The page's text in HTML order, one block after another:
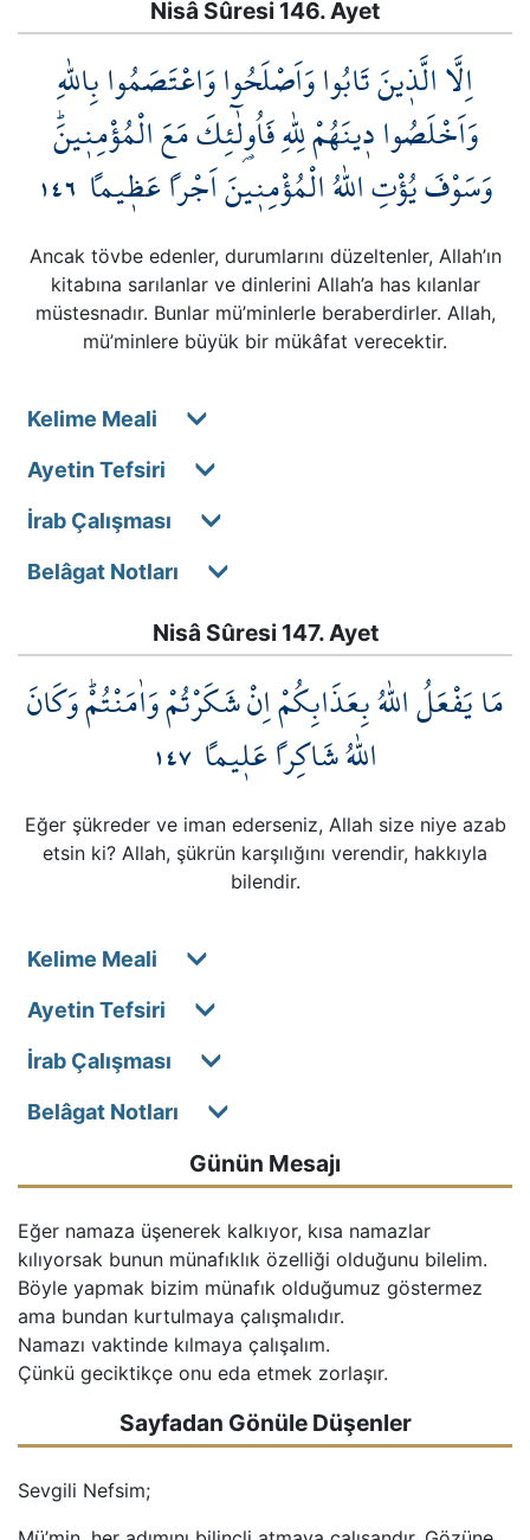
Nisâ Sûresi 146. Ayet
اِلَّا الَّذ۪ينَ تَابُوا وَاَصْلَحُوا وَاعْتَصَمُوا بِاللّٰهِ
وَاَخْلَصُوا د۪ينَهُمْ لِلّٰهِ فَاُو۬لٰٓئِكَ مَعَ الْمُؤْمِن۪ينَۜ
وَسَوْفَ يُؤْتِ اللّٰهُ الْمُؤْمِن۪ينَ اَجْراً عَظ۪يماً ١٤٦
Ancak tövbe edenler, durumlarını düzeltenler, Allah’ın
kitabına sarılanlar ve dinlerini Allah’a has kılanlar
müstesnadır. Bunlar mü’minlerle beraberdirler. Allah,
mü’minlere büyük bir mükâfat verecektir.
Kelime Meali
Ayetin Tefsiri
İrab Çalışması
Belâgat Notları
Nisâ Sûresi 147. Ayet
مَا يَفْعَلُ اللّٰهُ بِعَذَابِكُمْ اِنْ شَكَرْتُمْ وَاٰمَنْتُمْۜ وَكَانَ
اللّٰهُ شَاكِراً عَل۪يماً ١٤٧
Eğer şükreder ve iman ederseniz, Allah size niye azab
etsin ki? Allah, şükrün karşılığını verendir, hakkıyla
bilendir.
Kelime Meali
Ayetin Tefsiri
İrab Çalışması
Belâgat Notları
Günün Mesajı
Eğer namaza üşenerek kalkıyor, kısa namazlar
kılıyorsak bunun münafıklık özelliği olduğunu bilelim.
Böyle yapmak bizim münafık olduğumuz göstermez
ama bundan kurtulmaya çalışmalıdır.
Namazı vaktinde kılmaya çalışalım.
Çünkü geciktikçe onu eda etmek zorlaşır.
Sayfadan Gönüle Düşenler
Sevgili Nefsim;